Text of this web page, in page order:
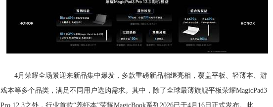
4月荣耀全场景迎来新品集中爆发，多款重磅新品相继亮相，覆盖平板、轻薄本、游
戏本等多个品类，满足不同用户选购需求。其中，除了全球最薄旗舰平板荣耀MagicPad3
Pro 12.3之外，行业首款“养虾本”荣耀MagicBook系列2026已于4月16日正式发布。此